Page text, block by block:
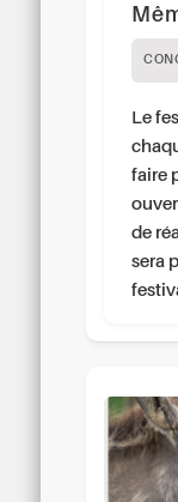
Le
faire
de
sera